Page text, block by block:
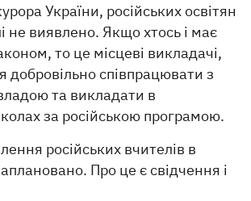
України, російських освітян
не виявлено. Якщо хтось і має
то це місцеві викладачі,
добровільно співпрацювати з
та викладати в
за російською програмою.
російських вчителів в
Про це є свідчення і